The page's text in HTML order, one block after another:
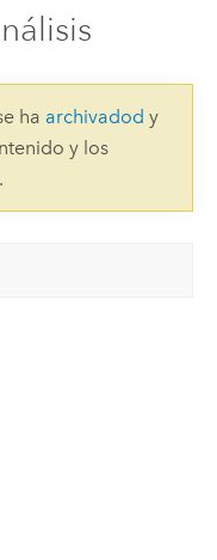
ha archivadod y
y los